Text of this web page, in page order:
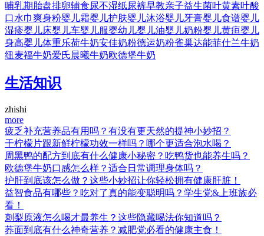
哺乳期 胎盘排卵辅食尿不湿纸尿裤早教亲子益生菌叶黄素叶酸
口水巾爽身粉婴儿霜婴儿护肤婴儿沐浴婴儿牙膏婴儿食谱婴儿
湿疹婴儿床婴儿车婴儿服婴幼儿婴儿油婴儿奶粉婴儿黄疸婴儿
身高婴儿体重乐荷牛奶安佳奶粉德运奶粉雀巢达能菲仕兰牛奶
纽麦福牛奶爱氏晨曦牛奶欧德堡牛奶
生活知识
zhishi
more
疲乏补充营养品有用吗？有没有更天然的提神小妙招？
干柠檬片跟新鲜柠檬功效一样吗？哪个更适合泡水喝？
周黑鸭的配方到底有什么健康小秘密？吃鸭货也能养生吗？
欧德堡牛奶口感怎么样？适合日常调理身体吗？
护肝到底该怎么做？这些小妙招让你轻松拥有健康肝脏！
益智食品有哪些？吃对了真的能变聪明吗？学生党&上班族必
看！
刺梨原液怎么喝才最养生？这些隐藏喝法你知道吗？
荞面到底有什么神奇营养？减肥党必看的健康主食！